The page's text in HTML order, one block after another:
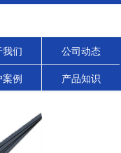
我们 公司动态
例 产品知识